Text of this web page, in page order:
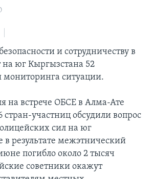
ПУТЕШЕСТВИЕ
ИСТОРИЯ
и сотрудничеству в
на юг Кыргызстана 52
мониторинга ситуации.
на встрече ОБСЕ в Алма-Ате
стран-участниц обсудили вопрос
сил на юг
в результате межэтнический
погибло около 2 тысяч
советники окажут